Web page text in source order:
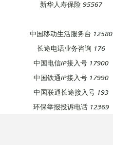
新华人寿保险 95567
中国移动生活服务台 12580
长途电话业务咨询 176
中国电信IP接入号 17900
中国铁通IP接入号 17990
中国联通长途接入号 193
环保举报投诉电话 12369